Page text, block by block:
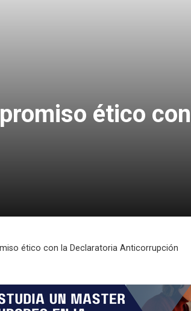
ético
ético con la Declaratoria Anticorrupción